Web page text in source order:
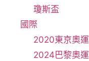
瓊斯盃
國際
2020東京奧運
2024巴黎奧運